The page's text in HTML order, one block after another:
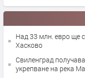
Над 33 млн. евро ще
Хасково
Свиленград
укрепване на река